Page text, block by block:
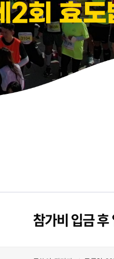
2회 효도
참가비 입금 후